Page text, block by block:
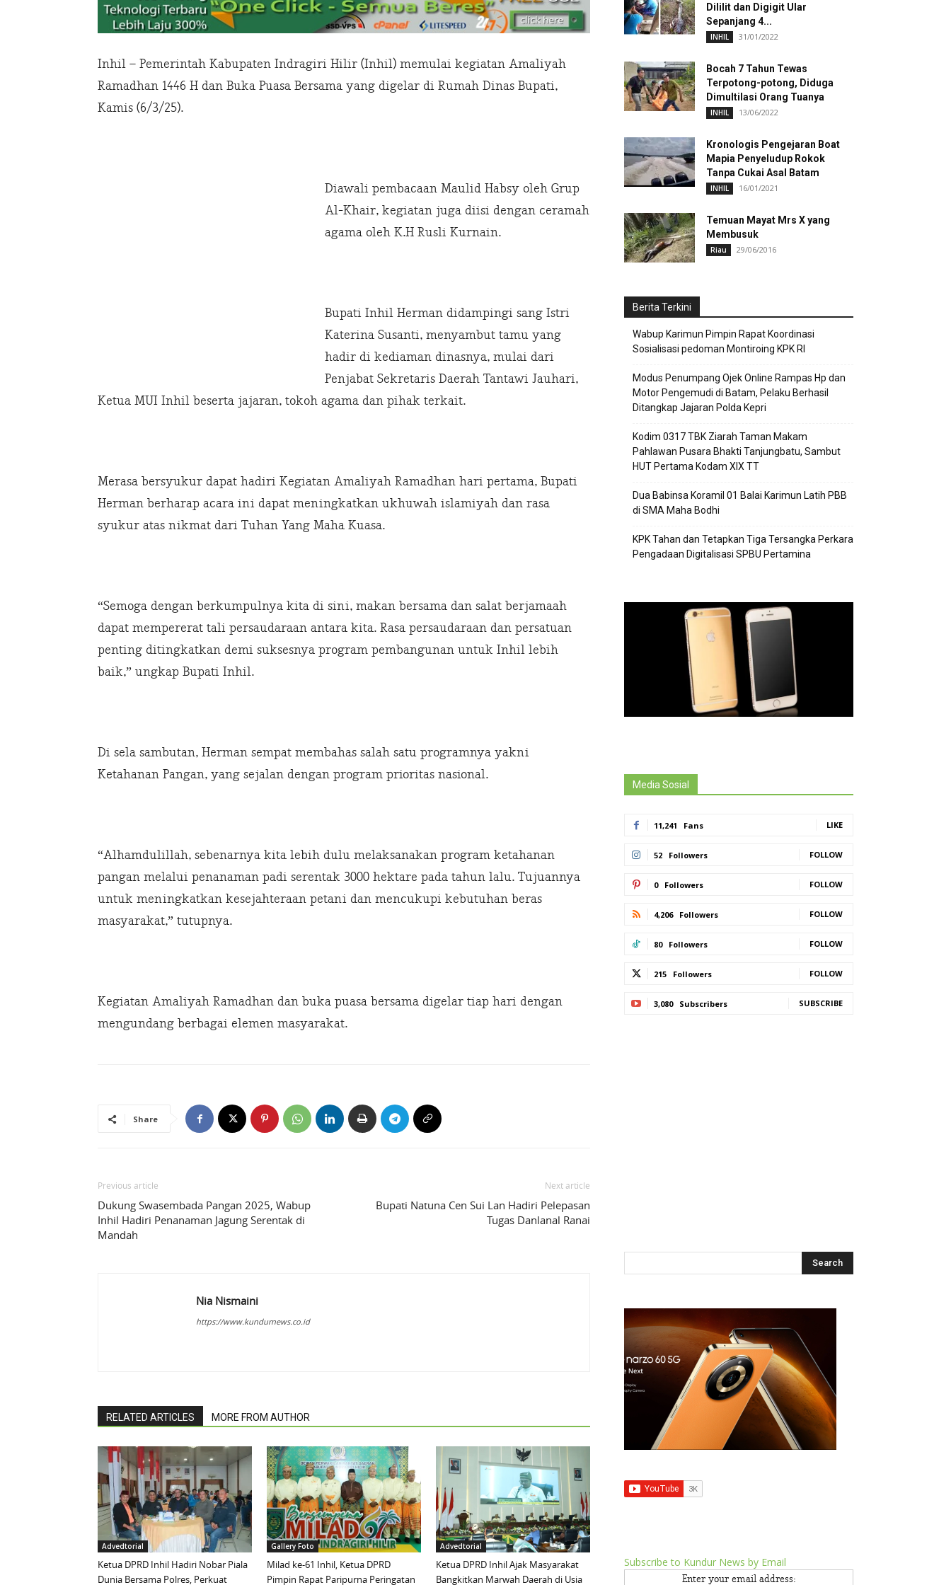
Inhil – Pemerintah Kabupaten Indragiri Hilir (Inhil) memulai kegiatan Amaliyah
Ramadhan 1446 H dan Buka Puasa Bersama yang digelar di Rumah Dinas Bupati,
Kamis (6/3/25).
Diawali pembacaan Maulid Habsy oleh Grup
Al-Khair, kegiatan juga diisi dengan ceramah
agama oleh K.H Rusli Kurnain.
Bupati Inhil Herman didampingi sang Istri
Katerina Susanti, menyambut tamu yang
hadir di kediaman dinasnya, mulai dari
Penjabat Sekretaris Daerah Tantawi Jauhari,
Ketua MUI Inhil beserta jajaran, tokoh agama dan pihak terkait.
Merasa bersyukur dapat hadiri Kegiatan Amaliyah Ramadhan hari pertama, Bupati
Herman berharap acara ini dapat meningkatkan ukhuwah islamiyah dan rasa
syukur atas nikmat dari Tuhan Yang Maha Kuasa.
“Semoga dengan berkumpulnya kita di sini, makan bersama dan salat berjamaah
dapat mempererat tali persaudaraan antara kita. Rasa persaudaraan dan persatuan
penting ditingkatkan demi suksesnya program pembangunan untuk Inhil lebih
baik,” ungkap Bupati Inhil.
Di sela sambutan, Herman sempat membahas salah satu programnya yakni
Ketahanan Pangan, yang sejalan dengan program prioritas nasional.
“Alhamdulillah, sebenarnya kita lebih dulu melaksanakan program ketahanan
pangan melalui penanaman padi serentak 3000 hektare pada tahun lalu. Tujuannya
untuk meningkatkan kesejahteraan petani dan mencukupi kebutuhan beras
masyarakat,” tutupnya.
Kegiatan Amaliyah Ramadhan dan buka puasa bersama digelar tiap hari dengan
mengundang berbagai elemen masyarakat.
Share
Previous article
Dukung Swasembada Pangan 2025, Wabup
Inhil Hadiri Penanaman Jagung Serentak di
Mandah
Next article
Bupati Natuna Cen Sui Lan Hadiri Pelepasan
Tugas Danlanal Ranai
Nia Nismaini
https://www.kundurnews.co.id
RELATED ARTICLES MORE FROM AUTHOR
Advedtorial
Ketua DPRD Inhil Hadiri Nobar Piala
Dunia Bersama Polres, Perkuat
Gallery Foto
Milad ke-61 Inhil, Ketua DPRD
Pimpin Rapat Paripurna Peringatan
Advedtorial
Ketua DPRD Inhil Ajak Masyarakat
Bangkitkan Marwah Daerah di Usia
Dililit dan Digigit Ular
Sepanjang 4...
INHIL 31/01/2022
Bocah 7 Tahun Tewas
Terpotong-potong, Diduga
Dimultilasi Orang Tuanya
INHIL 13/06/2022
Kronologis Pengejaran Boat
Mapia Penyeludup Rokok
Tanpa Cukai Asal Batam
INHIL 16/01/2021
Temuan Mayat Mrs X yang
Membusuk
Riau 29/06/2016
Berita Terkini
Wabup Karimun Pimpin Rapat Koordinasi
Sosialisasi pedoman Montiroing KPK RI
Modus Penumpang Ojek Online Rampas Hp dan
Motor Pengemudi di Batam, Pelaku Berhasil
Ditangkap Jajaran Polda Kepri
Kodim 0317 TBK Ziarah Taman Makam
Pahlawan Pusara Bhakti Tanjungbatu, Sambut
HUT Pertama Kodam XIX TT
Dua Babinsa Koramil 01 Balai Karimun Latih PBB
di SMA Maha Bodhi
KPK Tahan dan Tetapkan Tiga Tersangka Perkara
Pengadaan Digitalisasi SPBU Pertamina
Media Sosial
11,241 Fans LIKE
52 Followers FOLLOW
0 Followers FOLLOW
4,206 Followers FOLLOW
80 Followers FOLLOW
215 Followers FOLLOW
3,080 Subscribers SUBSCRIBE
Subscribe to Kundur News by Email
Enter your email address: